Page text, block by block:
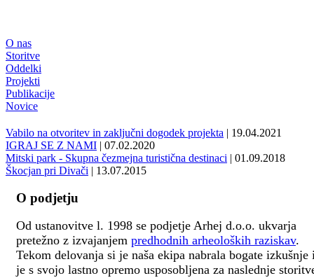
O nas
Storitve
Oddelki
Projekti
Publikacije
Novice
Vabilo na otvoritev in zaključni dogodek projekta | 19.04.2021
IGRAJ SE Z NAMI | 07.02.2020
Mitski park - Skupna čezmejna turistična destinaci | 01.09.2018
Škocjan pri Divači | 13.07.2015
O podjetju
Od ustanovitve l. 1998 se podjetje Arhej d.o.o. ukvarja
pretežno z izvajanjem predhodnih arheoloških raziskav.
Tekom delovanja si je naša ekipa nabrala bogate izkušnje
je s svojo lastno opremo usposobljena za naslednje